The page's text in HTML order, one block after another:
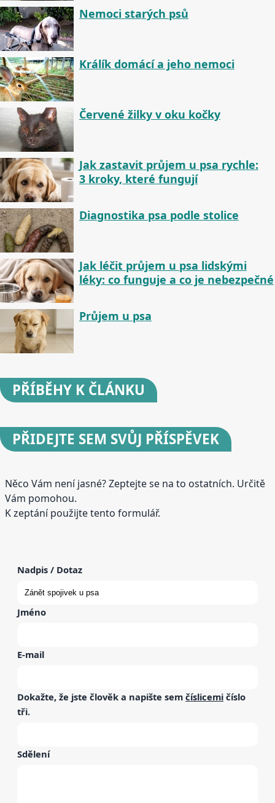
Nemoci starých psů
Králík domácí a jeho nemoci
Červené žilky v oku kočky
Jak zastavit průjem u psa rychle:
3 kroky, které fungují
Diagnostika psa podle stolice
Jak léčit průjem u psa lidskými
léky: co funguje a co je nebezpečné
Průjem u psa
PŘÍBĚHY K ČLÁNKU
PŘIDEJTE SEM SVŮJ PŘÍSPĚVEK
Něco Vám není jasné? Zeptejte se na to ostatních. Určitě
Vám pomohou.
K zeptání použijte tento formulář.
Nadpis / Dotaz
Jméno
E-mail
Dokažte, že jste člověk a napište sem číslicemi číslo
tři.
Sdělení